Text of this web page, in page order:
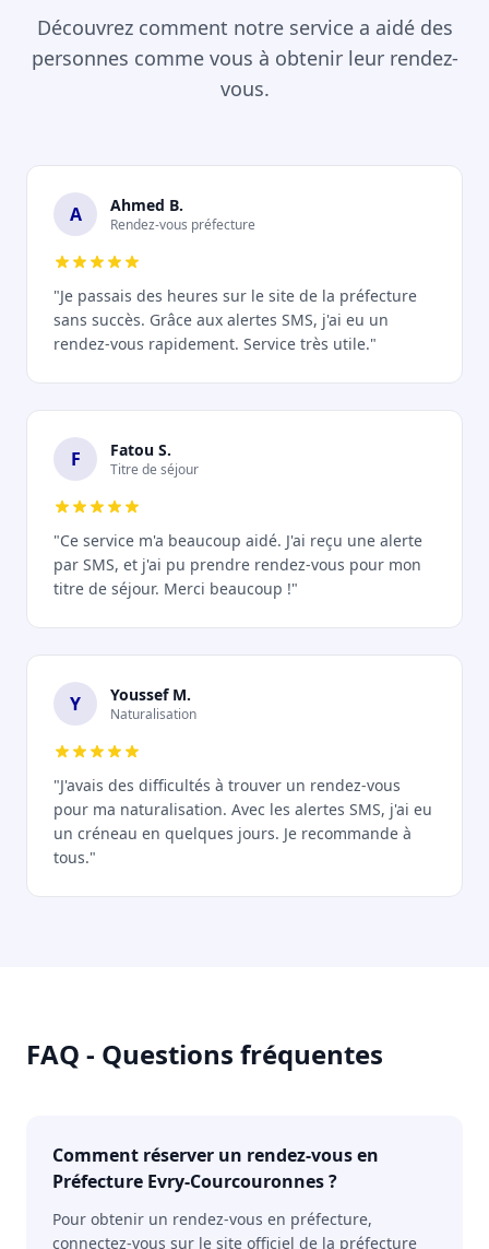
Découvrez comment notre service a aidé des
personnes comme vous à obtenir leur rendez-
vous.
A Ahmed B.
Rendez-vous préfecture
"Je passais des heures sur le site de la préfecture
sans succès. Grâce aux alertes SMS, j'ai eu un
rendez-vous rapidement. Service très utile."
F Fatou S.
Titre de séjour
"Ce service m'a beaucoup aidé. J'ai reçu une alerte
par SMS, et j'ai pu prendre rendez-vous pour mon
titre de séjour. Merci beaucoup !"
Y Youssef M.
Naturalisation
"J'avais des difficultés à trouver un rendez-vous
pour ma naturalisation. Avec les alertes SMS, j'ai eu
un créneau en quelques jours. Je recommande à
tous."
FAQ - Questions fréquentes
Comment réserver un rendez-vous en
Préfecture Evry-Courcouronnes ?
Pour obtenir un rendez-vous en préfecture,
connectez-vous sur le site officiel de la préfecture